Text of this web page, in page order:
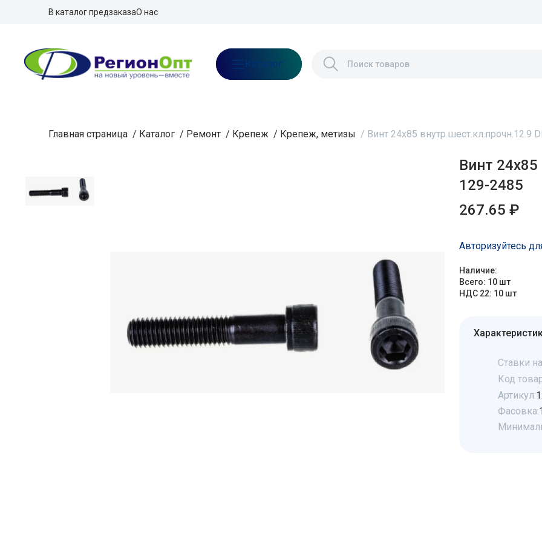
В каталог предзаказаО нас
Каталог
Главная страница / Каталог / Ремонт / Крепеж / Крепеж, метизы / Винт 24х85 внутр.шест.кл.прочн.12.9
Винт
129-2485
267.65 ₽
Авторизуйтесь
Наличие:
Всего: 10 шт
НДС 22: 10 шт
Ставки
Код
Артикул:
Фасовка: